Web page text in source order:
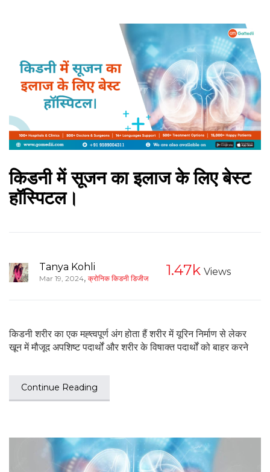
किडनी में सूजन का इलाज के लिए बेस्ट
हॉस्पिटल।
Tanya Kohli
Mar 19, 2024, क्रोनिक किडनी डिजीज 1.47k Views
किडनी शरीर का एक मह्त्वपूर्ण अंग होता हैं शरीर में यूरिन निर्माण से लेकर
खून में मौजूद अपशिष्ट पदार्थों और शरीर के विषाक्त पदार्थों को बाहर करने
Continue Reading